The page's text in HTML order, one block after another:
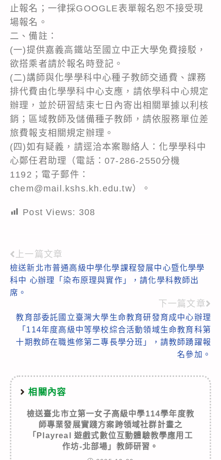
止報名；一律採GOOGLE表單報名恕不接受現
場報名。
二、備註：
(一)提供嘉義高鐵站至國立中正大學免費接駁，
欲搭乘者請於報名時登記。
(二)講師與化學學科中心種子教師交通費、課務
排代費由化學學科中心支應，請依學科中心規定
辦理，並於研習結束七日內寄出相關單據以利核
銷；區域教師及儲備種子教師，請依服務單位差
旅費報支相關規定辦理。
(四)如有疑義，請逕洽本案聯絡人：化學學科中
心鄭任君助理（電話：07-286-2550分機
1192；電子郵件：
chem@mail.kshs.kh.edu.tw）。
Post Views: 308
Read
more
articles
上一篇文章
檢送新北市普通高級中學化學課程發展中心暨化學學
科中 心辦理「染布原理與實作」，請化學科教師出
席。
下一篇文章
教育部委託國立臺灣大學生命教育研發育成中心辦理
「114年度高級中等學校綜合活動領域生命教育科第
十期教師在職進修第二專長學分班」，請教師踴躍報
名參加。
相關內容
檢送臺北市立第一女子高級中學114學年度教
師專業發展實踐方案跨領域社群計畫之
「Playreal 遊戲式數位互動體驗教學應用工
作坊-北部場」教師研習。